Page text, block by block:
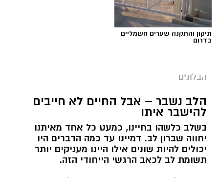
יש לכם מידע חשוב שטרם נחשף? צילומים מאירוע
חדשותי? מצאתם טעות בכתבה? נשמח שתשתפו
אותנו
תיקון והתקנה שערים חשמליים
בדרום
הבלוגים
הלב נשבר – אבל החיים לא חייבים
להישבר איתו
בשלב כלשהו בחיינו, כמעט כל אחד מאיתנו
יחווה שברון לב. דמיינו עד כמה הדברים היו
יכולים להיות שונים אילו היינו מעניקים יותר
תשומת לב לכאב הרגשי הייחודי הזה.